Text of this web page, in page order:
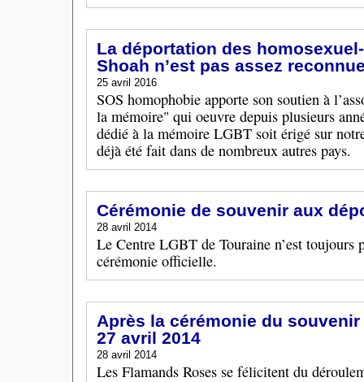
La déportation des
Shoah n’est pas assez
25 avril 2016
SOS homophobie apporte son soutien à
la mémoire" qui oeuvre depuis plusieurs
dédié à la mémoire LGBT soit érigé sur
déjà été fait dans de nombreux autres pays.
Cérémonie de souvenir aux
28 avril 2014
Le Centre LGBT de Touraine n’est toujours
cérémonie officielle.
Après la cérémonie du
27 avril 2014
28 avril 2014
Les Flamands Roses se félicitent du